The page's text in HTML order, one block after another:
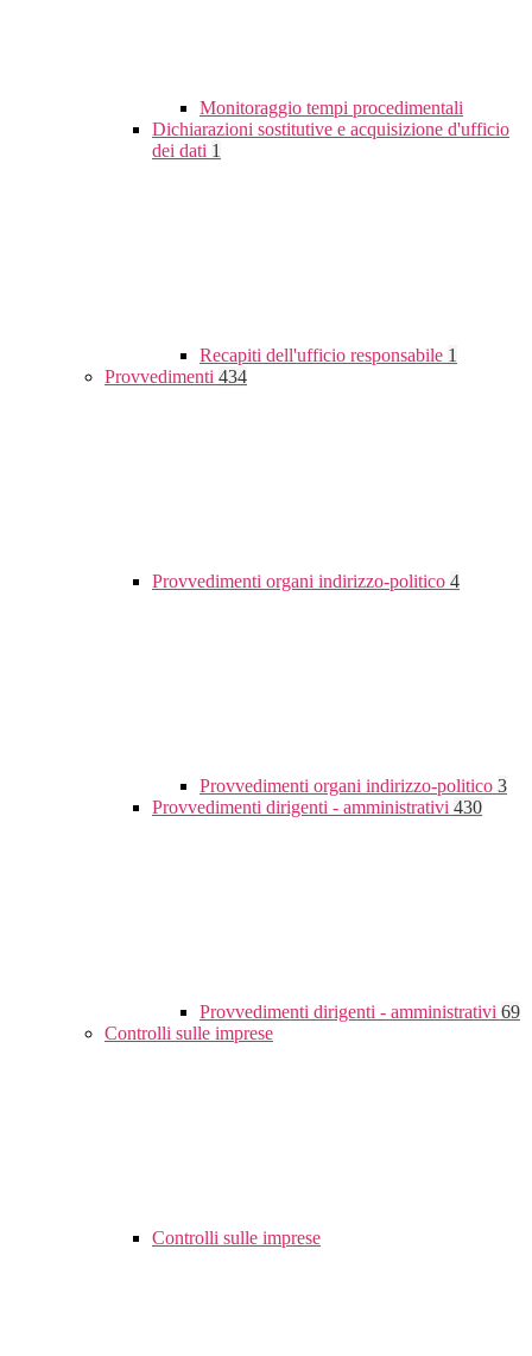
Monitoraggio tempi procedimentali
Dichiarazioni sostitutive e acquisizione d'ufficio
dei dati 1
Recapiti dell'ufficio responsabile 1
Provvedimenti 434
Provvedimenti organi indirizzo-politico 4
Provvedimenti organi indirizzo-politico 3
Provvedimenti dirigenti - amministrativi 430
Provvedimenti dirigenti - amministrativi 69
Controlli sulle imprese
Controlli sulle imprese